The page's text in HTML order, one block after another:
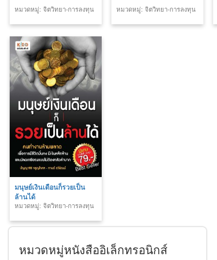
หมวดหมู่: จิตวิทยา-การลงทุน หมวดหมู่: จิตวิทยา-การลงทุน
มนุษย์เงินเดือนก็รวยเป็น
ล้านได้
หมวดหมู่: จิตวิทยา-การลงทุน
หมวดหมู่หนังสืออิเล็กทรอนิกส์